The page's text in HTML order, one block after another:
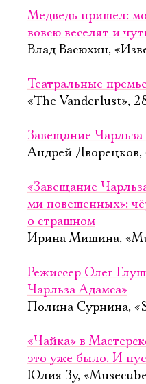
Медведь пришел:
вовсю веселят и
Влад Васюхин,
Театральные
«The Vanderlust»,
Завещание
Андрей Дворецков,
«Завещание
ми по­ве­шен­ных»:
о страшном
Ирина Мишина,
Режиссер Олег
Чарльза Адамса»
Полина Сурнина,
«Чайка» в
это уже было. И
Юлия Зу,